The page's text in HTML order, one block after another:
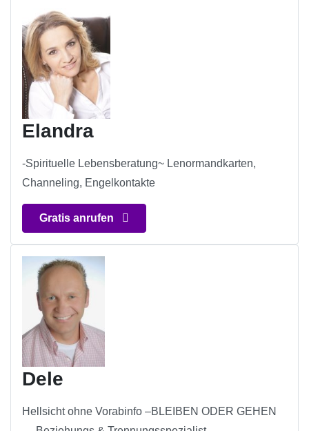
Elandra
-Spirituelle Lebensberatung~ Lenormandkarten,
Channeling, Engelkontakte
Gratis anrufen
Dele
Hellsicht ohne Vorabinfo –BLEIBEN ODER GEHEN